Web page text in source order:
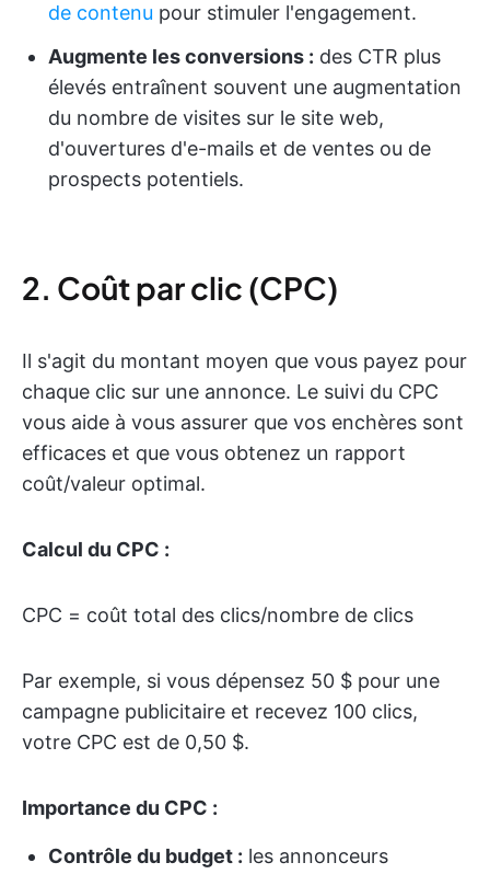
de contenu pour stimuler l'engagement.
Augmente les conversions : des CTR plus
élevés entraînent souvent une augmentation
du nombre de visites sur le site web,
d'ouvertures d'e-mails et de ventes ou de
prospects potentiels.
2. Coût par clic (CPC)
Il s'agit du montant moyen que vous payez pour
chaque clic sur une annonce. Le suivi du CPC
vous aide à vous assurer que vos enchères sont
efficaces et que vous obtenez un rapport
coût/valeur optimal.
Calcul du CPC :
CPC = coût total des clics/nombre de clics
Par exemple, si vous dépensez 50 $ pour une
campagne publicitaire et recevez 100 clics,
votre CPC est de 0,50 $.
Importance du CPC :
Contrôle du budget : les annonceurs